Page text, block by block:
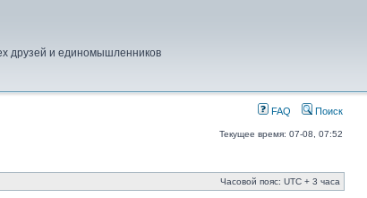
друзей и единомышленников
FAQ Поиск
Текущее время: 07-08, 07:52
Часовой пояс: UTC + 3 часа